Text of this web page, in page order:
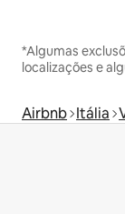
*Algumas
localizações e
Airbnb Itália